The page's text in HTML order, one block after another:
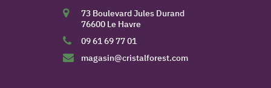
73 Boulevard Jules Durand
76600 Le Havre
09 61 69 77 01
magasin@cristalforest.com